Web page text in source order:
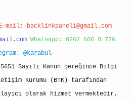
mail: backlinkpaneli@gmail.com
Whatsapp: 0262 606 0 726
@karabul
Sayılı Kanun gereğince Bilgi
Kurumu (BTK) tarafından
olarak hizmet vermektedir.